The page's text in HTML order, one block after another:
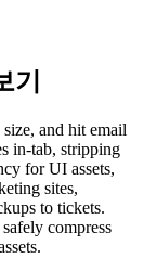
기
and hit email
in-tab, stripping
for UI assets,
sites,
to tickets.
compress